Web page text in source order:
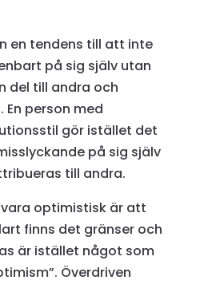
en tendens till att inte
på sig själv utan
del till andra och
person med
gör istället det
på sig själv
till andra.
optimistisk är att
finns det gränser och
är istället något som
Överdriven